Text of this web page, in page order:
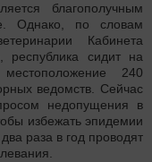
благополучным
Однако, по словам
Кабинета
республика сидит на
240
ведомств. Сейчас
недопущения в
избежать эпидемии
раза в год проводят